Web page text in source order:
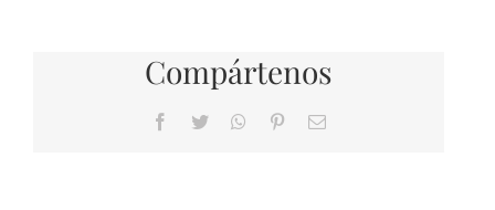
Compártenos
Facebook
Twitter WhatsApp
PinterestCorreo